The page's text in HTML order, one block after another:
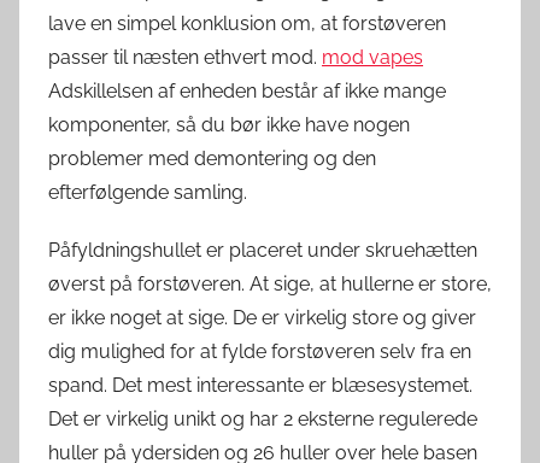
lave en simpel konklusion om, at forstøveren
passer til næsten ethvert mod. mod vapes
Adskillelsen af enheden består af ikke mange
komponenter, så du bør ikke have nogen
problemer med demontering og den
efterfølgende samling.
Påfyldningshullet er placeret under skruehætten
øverst på forstøveren. At sige, at hullerne er store,
er ikke noget at sige. De er virkelig store og giver
dig mulighed for at fylde forstøveren selv fra en
spand. Det mest interessante er blæsesystemet.
Det er virkelig unikt og har 2 eksterne regulerede
huller på ydersiden og 26 huller over hele basen